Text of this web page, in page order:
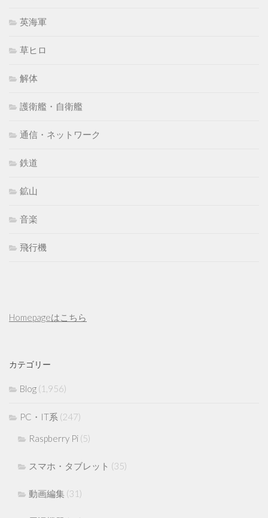
英海軍
草ヒロ
解体
護衛艦・自衛艦
通信・ネットワーク
鉄道
鉱山
音楽
飛行機
Homepageはこちら
カテゴリー
Blog (1,956)
PC・IT系 (247)
Raspberry Pi (5)
スマホ・タブレット (35)
動画編集 (31)